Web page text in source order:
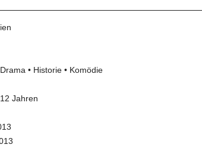
Drama • Historie • Komödie
12 Jahren